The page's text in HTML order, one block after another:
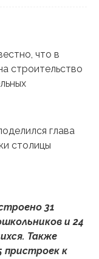
что в
строительство
глава
столицы
31
и 24
Также
пристроек к